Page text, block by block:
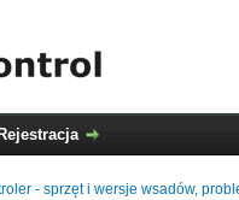
Rejestracja
- sprzęt i wersje wsadów,